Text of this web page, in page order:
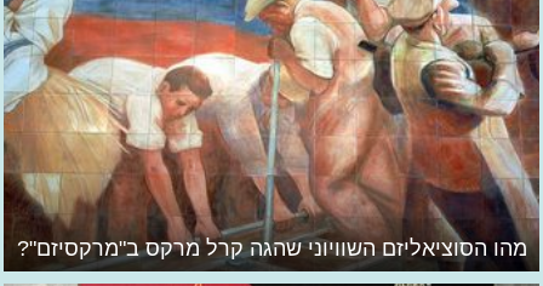
מהו הסוציאליזם השוויוני שהגה קרל מרקס ב"מרקסיזם"?